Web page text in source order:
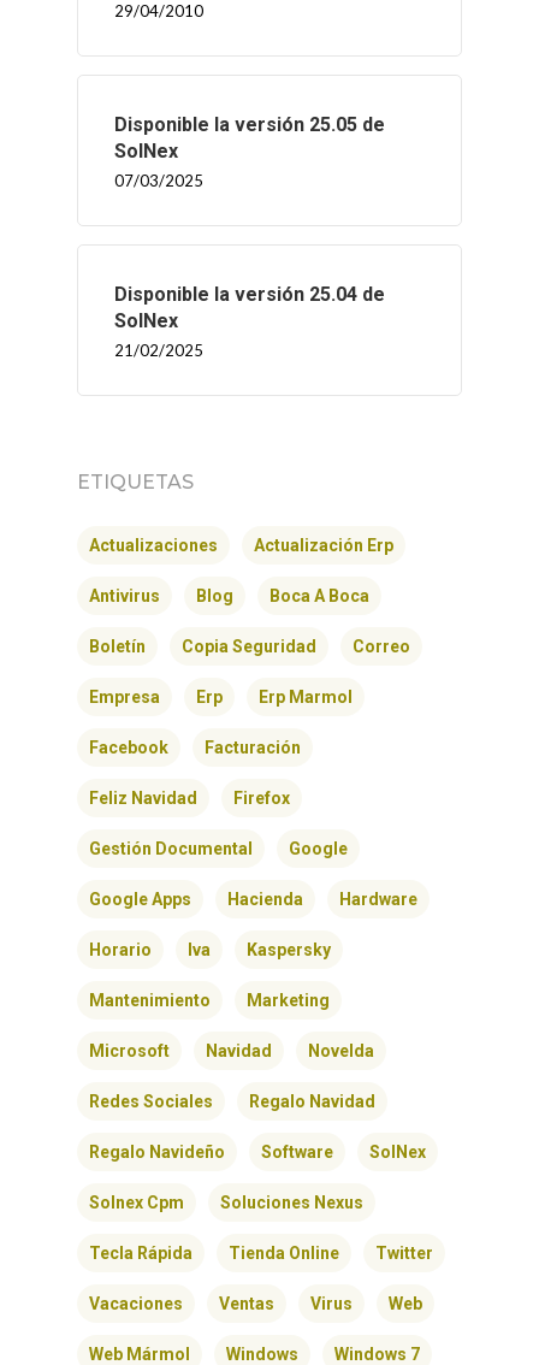
29/04/2010
Disponible la versión 25.05 de
SolNex
07/03/2025
Disponible la versión 25.04 de
SolNex
21/02/2025
ETIQUETAS
Actualizaciones Actualización Erp
Antivirus Blog Boca A Boca
Boletín Copia Seguridad Correo
Empresa Erp Erp Marmol
Facebook Facturación
Feliz Navidad Firefox
Gestión Documental Google
Google Apps Hacienda Hardware
Horario Iva Kaspersky
Mantenimiento Marketing
Microsoft Navidad Novelda
Redes Sociales Regalo Navidad
Regalo Navideño Software SolNex
Solnex Cpm Soluciones Nexus
Tecla Rápida Tienda Online Twitter
Vacaciones Ventas Virus Web
Web Mármol Windows Windows 7